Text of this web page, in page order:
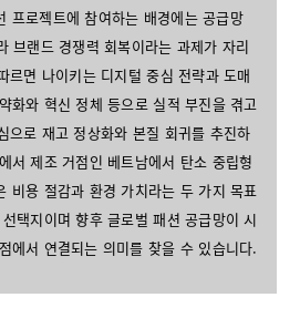
프로젝트에 참여하는 배경에는 공급망
브랜드 경쟁력 회복이라는 과제가 자리
르면 나이키는 디지털 중심 전략과 도매
화와 혁신 정체 등으로 실적 부진을 겪고
으로 재고 정상화와 본질 회귀를 추진하
서 제조 거점인 베트남에서 탄소 중립형
비용 절감과 환경 가치라는 두 가지 목표
택지이며 향후 글로벌 패션 공급망이 시
에서 연결되는 의미를 찾을 수 있습니다.